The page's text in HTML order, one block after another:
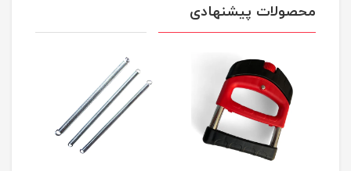
محصولات پیشنهادی